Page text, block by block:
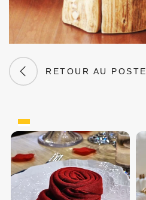
RETOUR AU POSTE